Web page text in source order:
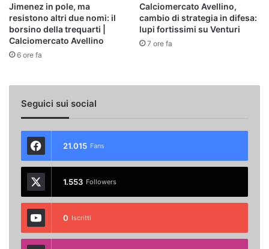
Jimenez in pole, ma
resistono altri due nomi: il
borsino della trequarti |
Calciomercato Avellino
6 ore fa
Calciomercato Avellino,
cambio di strategia in difesa:
lupi fortissimi su Venturi
7 ore fa
Seguici sui social
21.015 Fans
1.553 Followers
0 Iscritti